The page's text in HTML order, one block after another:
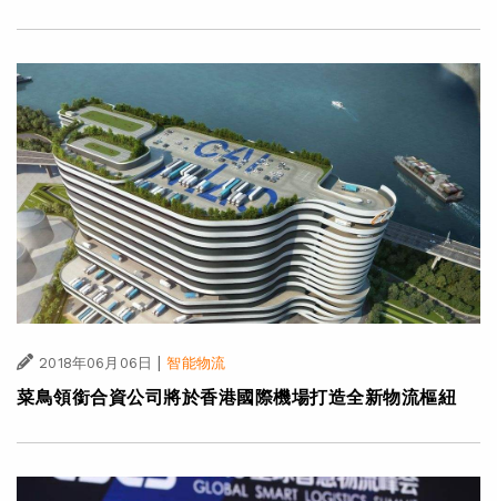
2018年06月06日 | 智能物流
菜鳥領銜合資公司將於香港國際機場打造全新物流樞紐